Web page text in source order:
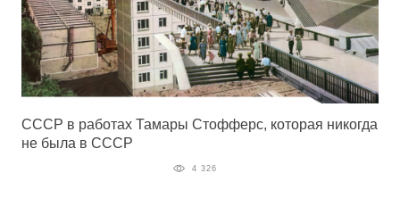
СССР в работах Тамары Стофферс, которая никогда
не была в СССР
4 326